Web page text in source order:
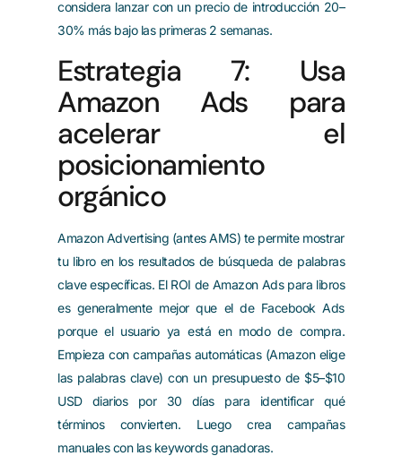
considera lanzar con un precio de introducción 20–
30% más bajo las primeras 2 semanas.
Estrategia 7: Usa
Amazon Ads para
acelerar el
posicionamiento
orgánico
Amazon Advertising (antes AMS) te permite mostrar
tu libro en los resultados de búsqueda de palabras
clave específicas. El ROI de Amazon Ads para libros
es generalmente mejor que el de Facebook Ads
porque el usuario ya está en modo de compra.
Empieza con campañas automáticas (Amazon elige
las palabras clave) con un presupuesto de $5–$10
USD diarios por 30 días para identificar qué
términos convierten. Luego crea campañas
manuales con las keywords ganadoras.